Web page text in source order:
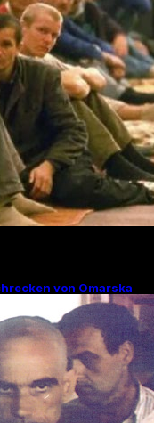
von Omarska
Bosnienkrieg